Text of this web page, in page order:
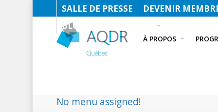
SALLE DE PRESSE DEVENIR
BLOGUE
À PROPOS
No menu assigned!